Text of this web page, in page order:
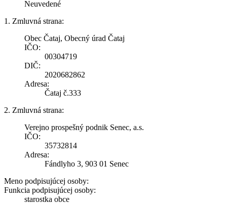
Neuvedené
1. Zmluvná strana:
Obec Čataj, Obecný úrad Čataj
IČO:
00304719
DIČ:
2020682862
Adresa:
Čataj č.333
2. Zmluvná strana:
Verejno prospešný podnik Senec, a.s.
IČO:
35732814
Adresa:
Fándlyho 3, 903 01 Senec
Meno podpisujúcej osoby:
Funkcia podpisujúcej osoby:
starostka obce